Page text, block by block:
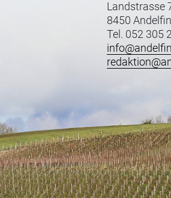
Landstrasse
8450
Tel. 052 305